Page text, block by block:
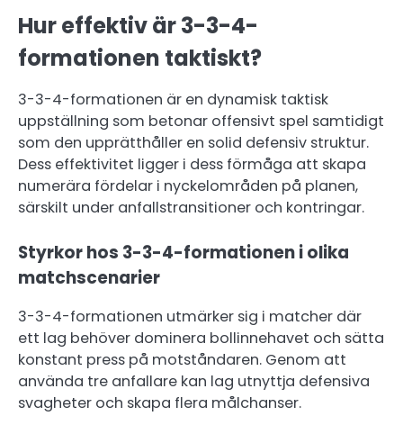
Hur effektiv är 3-3-4-
formationen taktiskt?
3-3-4-formationen är en dynamisk taktisk
uppställning som betonar offensivt spel samtidigt
som den upprätthåller en solid defensiv struktur.
Dess effektivitet ligger i dess förmåga att skapa
numerära fördelar i nyckelområden på planen,
särskilt under anfallstransitioner och kontringar.
Styrkor hos 3-3-4-formationen i olika
matchscenarier
3-3-4-formationen utmärker sig i matcher där
ett lag behöver dominera bollinnehavet och sätta
konstant press på motståndaren. Genom att
använda tre anfallare kan lag utnyttja defensiva
svagheter och skapa flera målchanser.